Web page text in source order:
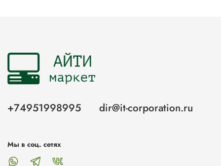
+74951998995 dir@it-corporation.ru
Мы в соц. сетях